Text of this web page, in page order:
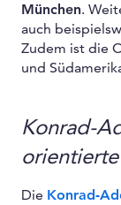
München.
auch
Zudem ist die
und
Konrad-
Die Konrad-